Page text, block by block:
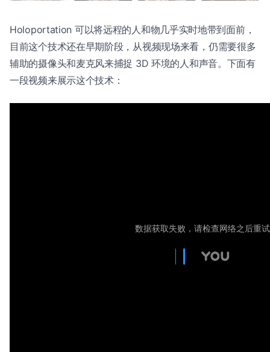
Holoportation 可以将远程的人和物几乎实时地带到面前，
目前这个技术还在早期阶段，从视频现场来看，仍需要很多
辅助的摄像头和麦克风来捕捉 3D 环境的人和声音。下面有
一段视频来展示这个技术：